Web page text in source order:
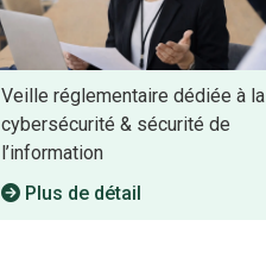
Veille réglementaire dédiée à la
cybersécurité & sécurité de
l’information
Plus de détail